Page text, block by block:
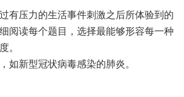
有压力的生活事件刺激之后所体验到的
阅读每个题目，选择最能够形容每一种
。
如新型冠状病毒感染的肺炎。